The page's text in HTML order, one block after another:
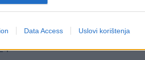
fraud prevention, and other user protection.
Data Access Uslovi korištenja